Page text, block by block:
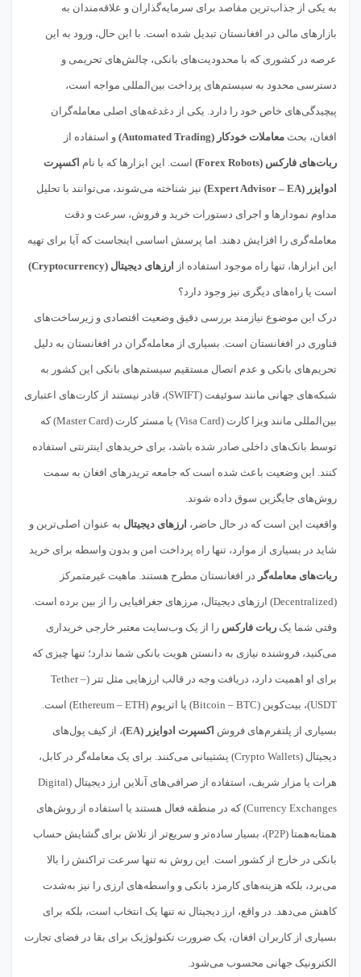
به یکی از جذاب‌ترین مقاصد برای سرمایه‌گذاران و علاقه‌مندان به
بازارهای مالی در افغانستان تبدیل شده است. با این حال، ورود به این
عرصه در کشوری که با محدودیت‌های بانکی، چالش‌های تحریمی و
دسترسی محدود به سیستم‌های پرداخت بین‌المللی مواجه است،
پیچیدگی‌های خاص خود را دارد. یکی از دغدغه‌های اصلی معامله‌گران
افغان، بحث معاملات خودکار (Automated Trading) و استفاده از
ربات‌های فارکس (Forex Robots) است. این ابزارها که با نام اکسپرت
ادوایزر (Expert Advisor – EA) نیز شناخته می‌شوند، می‌توانند با تحلیل
مداوم نمودارها و اجرای دستورات خرید و فروش، سرعت و دقت
معامله‌گری را افزایش دهند. اما پرسش اساسی اینجاست که آیا برای تهیه
این ابزارها، تنها راه موجود استفاده از ارزهای دیجیتال (Cryptocurrency)
است یا راه‌های دیگری نیز وجود دارد؟
درک این موضوع نیازمند بررسی دقیق وضعیت اقتصادی و زیرساخت‌های
فناوری در افغانستان است. بسیاری از معامله‌گران در افغانستان به دلیل
تحریم‌های بانکی و عدم اتصال مستقیم سیستم‌های بانکی این کشور به
شبکه‌های جهانی مانند سوئیفت (SWIFT)، قادر نیستند از کارت‌های اعتباری
بین‌المللی مانند ویزا کارت (Visa Card) یا مستر کارت (Master Card) که
توسط بانک‌های داخلی صادر شده باشد، برای خریدهای اینترنتی استفاده
کنند. این وضعیت باعث شده است که جامعه تریدرهای افغان به سمت
روش‌های جایگزین سوق داده شوند.
واقعیت این است که در حال حاضر، ارزهای دیجیتال به عنوان اصلی‌ترین و
شاید در بسیاری از موارد، تنها راه پرداخت امن و بدون واسطه برای خرید
ربات‌های معامله‌گر در افغانستان مطرح هستند. ماهیت غیرمتمرکز
(Decentralized) ارزهای دیجیتال، مرزهای جغرافیایی را از بین برده است.
وقتی شما یک ربات فارکس را از یک وب‌سایت معتبر خارجی خریداری
می‌کنید، فروشنده نیازی به دانستن هویت بانکی شما ندارد؛ تنها چیزی که
برای او اهمیت دارد، دریافت وجه در قالب ارزهایی مثل تتر (Tether –
USDT)، بیت‌کوین (Bitcoin – BTC) یا اتریوم (Ethereum – ETH) است.
بسیاری از پلتفرم‌های فروش اکسپرت ادوایزر (EA) ، از کیف پول‌های
دیجیتال (Crypto Wallets) پشتیبانی می‌کنند. برای یک معامله‌گر در کابل،
هرات یا مزار شریف، استفاده از صرافی‌های آنلاین ارز دیجیتال (Digital
Currency Exchanges) که در منطقه فعال هستند یا استفاده از روش‌های
همتا‌به‌همتا (P2P)، بسیار ساده‌تر و سریع‌تر از تلاش برای گشایش حساب
بانکی در خارج از کشور است. این روش نه تنها سرعت تراکنش را بالا
می‌برد، بلکه هزینه‌های کارمزد بانکی و واسطه‌های ارزی را نیز به‌شدت
کاهش می‌دهد. در واقع، ارز دیجیتال نه تنها یک انتخاب است، بلکه برای
بسیاری از کاربران افغان، یک ضرورت تکنولوژیک برای بقا در فضای تجارت
الکترونیک جهانی محسوب می‌شود.